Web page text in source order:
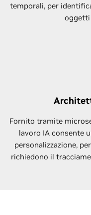
temporali, per
oggetti
Fornito tramite
lavoro IA consente
personalizzazione,
richiedono il